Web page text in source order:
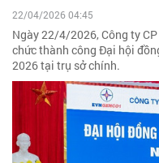
22/04/2026 04:45
Ngày 22/4/2026, Công ty
chức thành công Đại hội
2026 tại trụ sở chính.